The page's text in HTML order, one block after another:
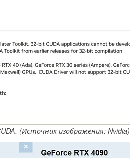
(Источник изображения: Nvidia)